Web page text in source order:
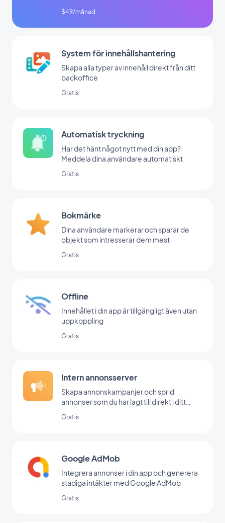
$49/månad
System för innehållshantering
Skapa alla typer av innehåll direkt från ditt
backoffice
Gratis
Automatisk tryckning
Har det hänt något nytt med din app?
Meddela dina användare automatiskt
Gratis
Bokmärke
Dina användare markerar och sparar de
objekt som intresserar dem mest
Gratis
Offline
Innehållet i din app är tillgängligt även utan
uppkoppling
Gratis
Intern annonsserver
Skapa annonskampanjer och sprid
annonser som du har lagt till direkt i ditt
Gratis
Google AdMob
Integrera annonser i din app och generera
stadiga intäkter med Google AdMob
Gratis